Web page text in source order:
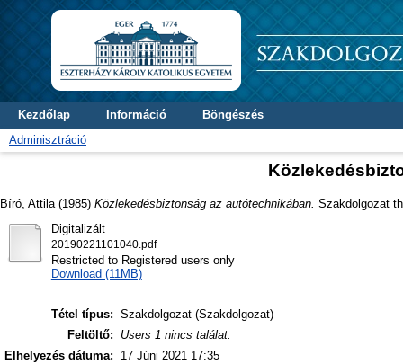
Kezdőlap Információ
Böngészés
Adminisztráció
Bíró, Attila (1985) Közlekedésbiztonság az autótechnikában. Szakdolgozat
Digitalizált
20190221101040.pdf
Restricted to Registered users only
Download (11MB)
Tétel típus: Szakdolgozat (Szakdolgozat)
Feltöltő:
Users 1 nincs találat.
Elhelyezés dátuma:
17 Júni 2021 17:35